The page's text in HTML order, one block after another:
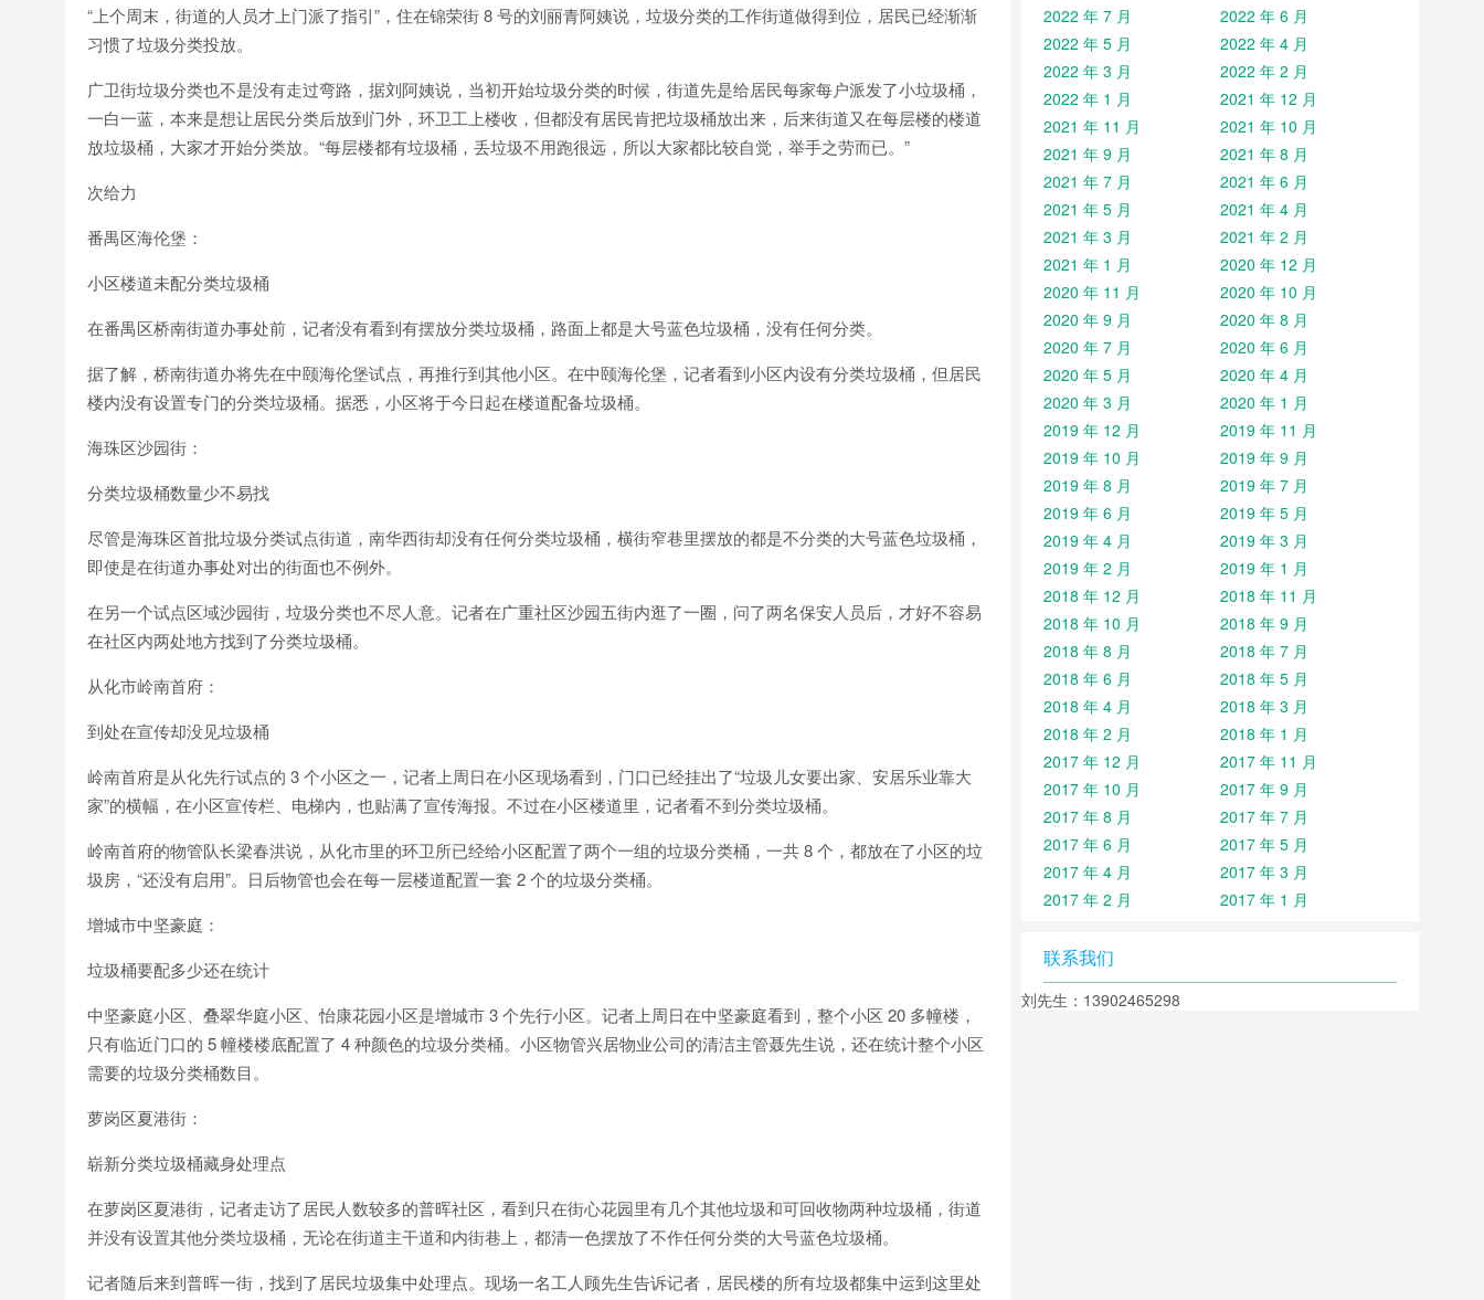
“上个周末，街道的人员才上门派了指引”，住在锦荣街 8 号的刘丽青阿姨说，垃圾分类的工作街道做得到位，居民已经渐渐
习惯了垃圾分类投放。
广卫街垃圾分类也不是没有走过弯路，据刘阿姨说，当初开始垃圾分类的时候，街道先是给居民每家每户派发了小垃圾桶，
一白一蓝，本来是想让居民分类后放到门外，环卫工上楼收，但都没有居民肯把垃圾桶放出来，后来街道又在每层楼的楼道
放垃圾桶，大家才开始分类放。“每层楼都有垃圾桶，丢垃圾不用跑很远，所以大家都比较自觉，举手之劳而已。”
次给力
番禺区海伦堡：
小区楼道未配分类垃圾桶
在番禺区桥南街道办事处前，记者没有看到有摆放分类垃圾桶，路面上都是大号蓝色垃圾桶，没有任何分类。
据了解，桥南街道办将先在中颐海伦堡试点，再推行到其他小区。在中颐海伦堡，记者看到小区内设有分类垃圾桶，但居民
楼内没有设置专门的分类垃圾桶。据悉，小区将于今日起在楼道配备垃圾桶。
海珠区沙园街：
分类垃圾桶数量少不易找
尽管是海珠区首批垃圾分类试点街道，南华西街却没有任何分类垃圾桶，横街窄巷里摆放的都是不分类的大号蓝色垃圾桶，
即使是在街道办事处对出的街面也不例外。
在另一个试点区域沙园街，垃圾分类也不尽人意。记者在广重社区沙园五街内逛了一圈，问了两名保安人员后，才好不容易
在社区内两处地方找到了分类垃圾桶。
从化市岭南首府：
到处在宣传却没见垃圾桶
岭南首府是从化先行试点的 3 个小区之一，记者上周日在小区现场看到，门口已经挂出了“垃圾儿女要出家、安居乐业靠大
家”的横幅，在小区宣传栏、电梯内，也贴满了宣传海报。不过在小区楼道里，记者看不到分类垃圾桶。
岭南首府的物管队长梁春洪说，从化市里的环卫所已经给小区配置了两个一组的垃圾分类桶，一共 8 个，都放在了小区的垃
圾房，“还没有启用”。日后物管也会在每一层楼道配置一套 2 个的垃圾分类桶。
增城市中坚豪庭：
垃圾桶要配多少还在统计
中坚豪庭小区、叠翠华庭小区、怡康花园小区是增城市 3 个先行小区。记者上周日在中坚豪庭看到，整个小区 20 多幢楼，
只有临近门口的 5 幢楼楼底配置了 4 种颜色的垃圾分类桶。小区物管兴居物业公司的清洁主管聂先生说，还在统计整个小区
需要的垃圾分类桶数目。
萝岗区夏港街：
崭新分类垃圾桶藏身处理点
在萝岗区夏港街，记者走访了居民人数较多的普晖社区，看到只在街心花园里有几个其他垃圾和可回收物两种垃圾桶，街道
并没有设置其他分类垃圾桶，无论在街道主干道和内街巷上，都清一色摆放了不作任何分类的大号蓝色垃圾桶。
记者随后来到普晖一街，找到了居民垃圾集中处理点。现场一名工人顾先生告诉记者，居民楼的所有垃圾都集中运到这里处
2022 年 7 月
2022 年 6 月
2022 年 5 月
2022 年 4 月
2022 年 3 月
2022 年 2 月
2022 年 1 月
2021 年 12 月
2021 年 11 月
2021 年 10 月
2021 年 9 月
2021 年 8 月
2021 年 7 月
2021 年 6 月
2021 年 5 月
2021 年 4 月
2021 年 3 月
2021 年 2 月
2021 年 1 月
2020 年 12 月
2020 年 11 月
2020 年 10 月
2020 年 9 月
2020 年 8 月
2020 年 7 月
2020 年 6 月
2020 年 5 月
2020 年 4 月
2020 年 3 月
2020 年 1 月
2019 年 12 月
2019 年 11 月
2019 年 10 月
2019 年 9 月
2019 年 8 月
2019 年 7 月
2019 年 6 月
2019 年 5 月
2019 年 4 月
2019 年 3 月
2019 年 2 月
2019 年 1 月
2018 年 12 月
2018 年 11 月
2018 年 10 月
2018 年 9 月
2018 年 8 月
2018 年 7 月
2018 年 6 月
2018 年 5 月
2018 年 4 月
2018 年 3 月
2018 年 2 月
2018 年 1 月
2017 年 12 月
2017 年 11 月
2017 年 10 月
2017 年 9 月
2017 年 8 月
2017 年 7 月
2017 年 6 月
2017 年 5 月
2017 年 4 月
2017 年 3 月
2017 年 2 月
2017 年 1 月
联系我们
刘先生：13902465298